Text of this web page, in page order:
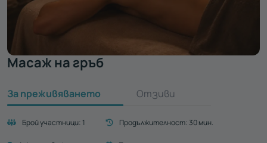
Масаж на гръб
За преживяването Отзиви
Брой участници: 1 Продължителност:30 мин.